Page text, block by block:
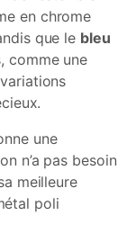
en chrome
que le bleu
comme une
une
n’a pas besoin
meilleure
poli